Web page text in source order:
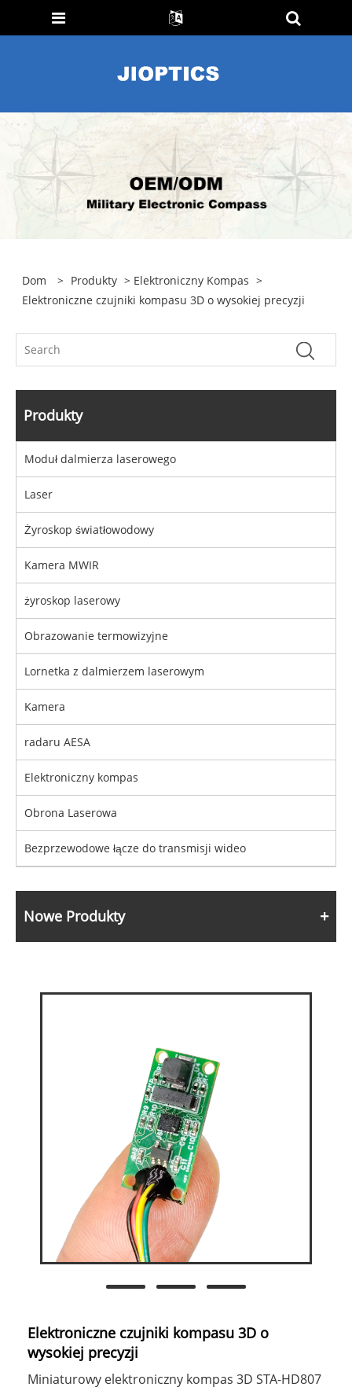
Dom > Produkty > Elektroniczny Kompas >
Elektroniczne czujniki kompasu 3D o wysokiej precyzji
Produkty
Moduł dalmierza laserowego
Laser
Żyroskop światłowodowy
Kamera MWIR
żyroskop laserowy
Obrazowanie termowizyjne
Lornetka z dalmierzem laserowym
Kamera
radaru AESA
Elektroniczny kompas
Obrona Laserowa
Bezprzewodowe łącze do transmisji wideo
Nowe Produkty
Elektroniczne czujniki kompasu 3D o
wysokiej precyzji
Miniaturowy elektroniczny kompas 3D STA-HD807